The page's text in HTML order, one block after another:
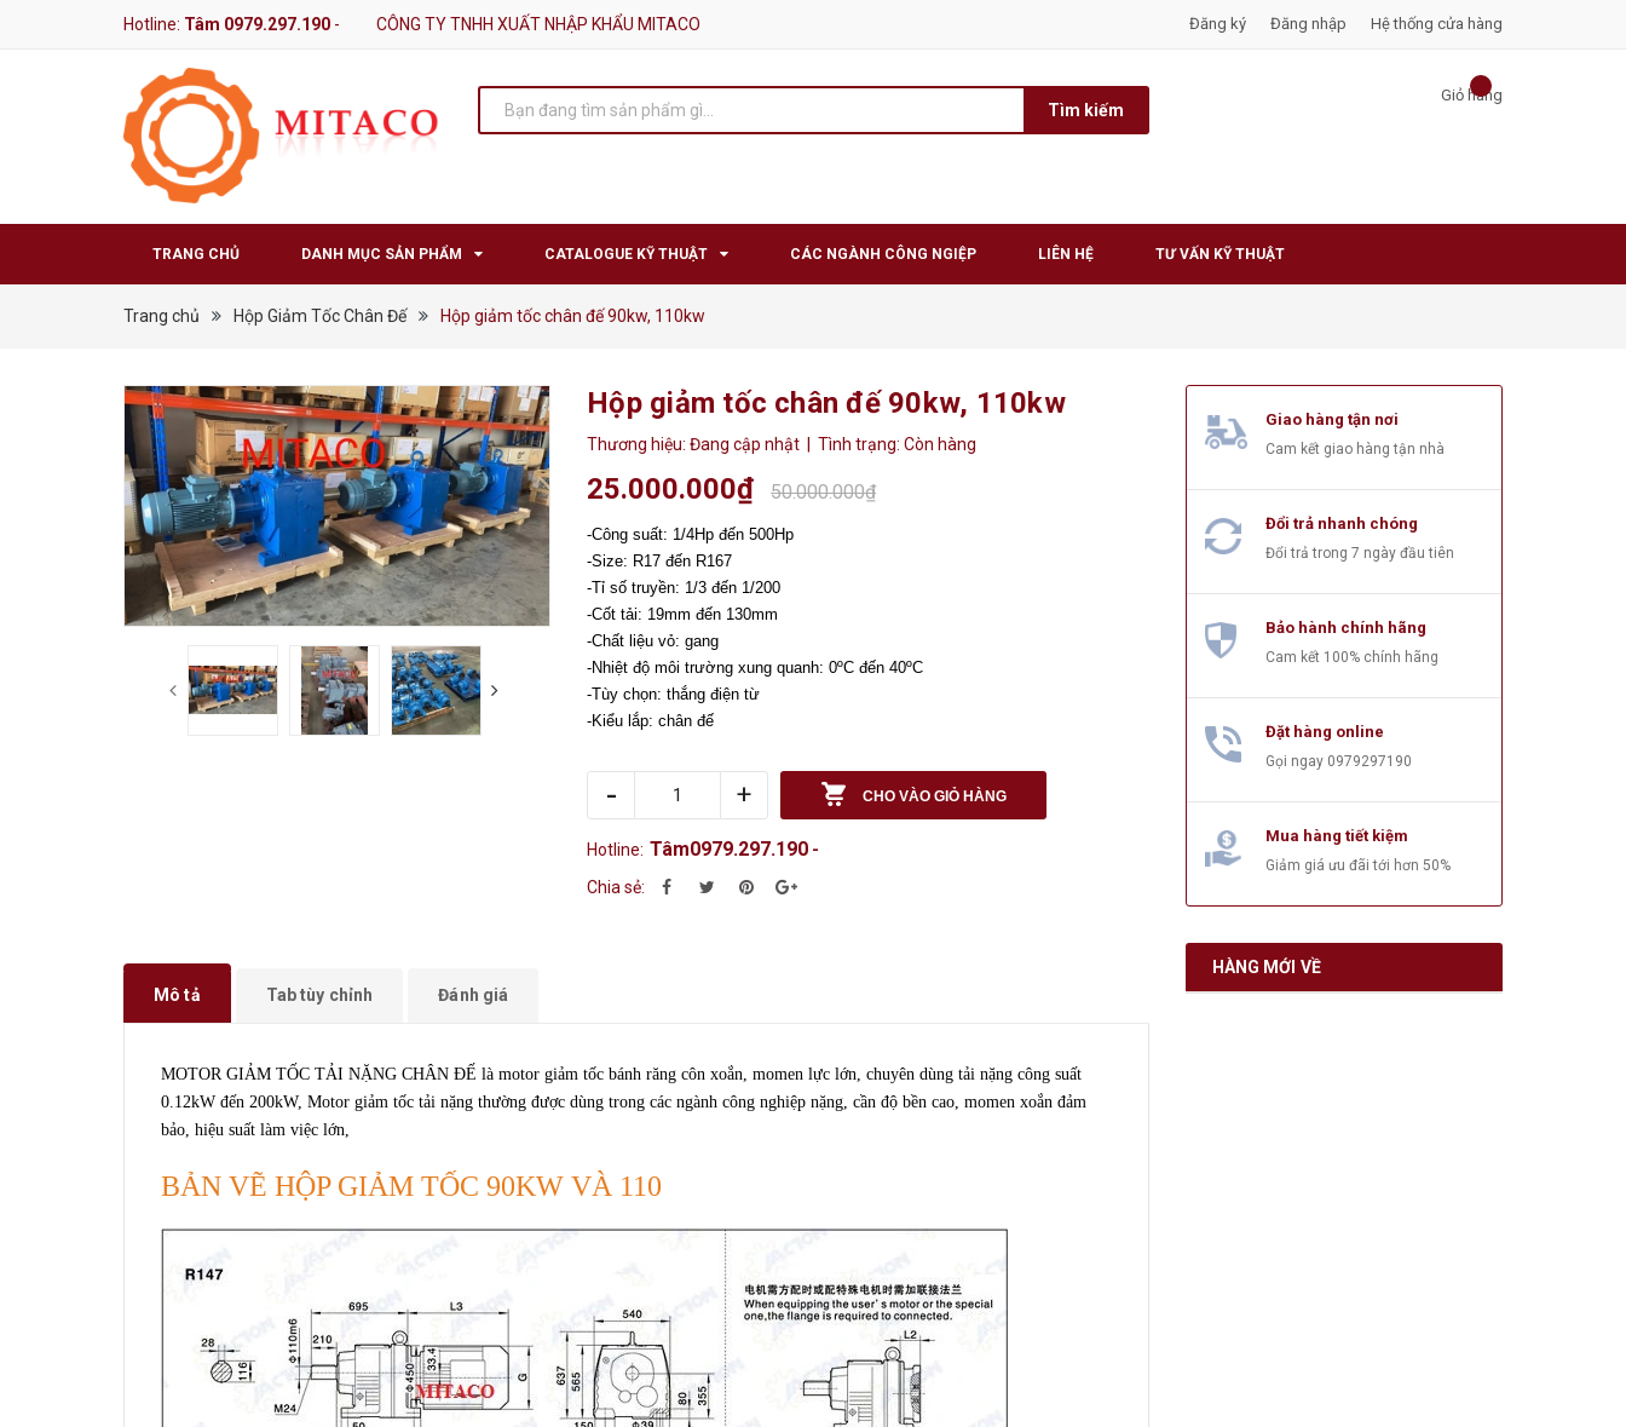
Hotline: Tâm 0979.297.190 - CÔNG TY TNHH XUẤT NHẬP KHẨU MITACO Đăng ký Đăng nhập Hệ thống cửa hàng
Tìm kiếm
Giỏ hàng
TRANG CHỦ DANH MỤC SẢN PHẨM CATALOGUE KỸ THUẬT CÁC NGÀNH CÔNG NGIỆP LIÊN HỆ TƯ VẤN KỸ THUẬT
Trang chủ Hộp Giảm Tốc Chân Đế Hộp giảm tốc chân đế 90kw, 110kw
Hộp giảm tốc chân đế 90kw, 110kw
Thương hiệu:Đang cập nhật | Tình trạng:Còn hàng
25.000.000₫ 50.000.000₫
-Công suất: 1/4Hp đến 500Hp
-Size: R17 đến R167
-Tỉ số truyền: 1/3 đến 1/200
-Cốt tải: 19mm đến 130mm
-Chất liệu vỏ: gang
-Nhiệt độ môi trường xung quanh: 0ºC đến 40ºC
-Tùy chọn: thắng điện từ
-Kiểu lắp: chân đế
- + CHO VÀO GIỎ HÀNG
Hotline: Tâm0979.297.190 -
Chia sẻ:
Mô tả Tab tùy chỉnh Đánh giá
MOTOR GIẢM TỐC TẢI NẶNG CHÂN ĐẾ là motor giảm tốc bánh răng côn xoắn, momen lực lớn, chuyên dùng tải nặng công suất
0.12kW đến 200kW, Motor giảm tốc tải nặng thường được dùng trong các ngành công nghiệp nặng, cần độ bền cao, momen xoắn đảm
bảo, hiệu suất làm việc lớn,
BẢN VẼ HỘP GIẢM TỐC 90KW VÀ 110
Giao hàng tận nơi
Cam kết giao hàng tận nhà
Đổi trả nhanh chóng
Đổi trả trong 7 ngày đầu tiên
Bảo hành chính hãng
Cam kết 100% chính hãng
Đặt hàng online
Gọi ngay 0979297190
Mua hàng tiết kiệm
Giảm giá ưu đãi tới hơn 50%
HÀNG MỚI VỀ